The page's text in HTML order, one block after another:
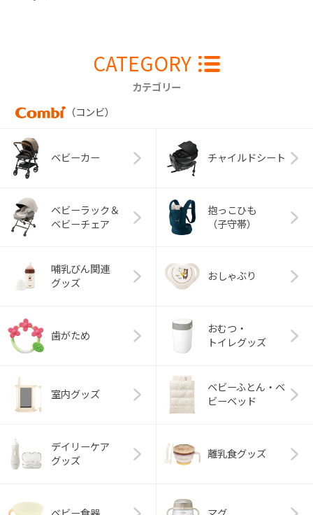
CATEGORY
カテゴリー
（コンビ）
ベビーカー チャイルドシート
ベビーラック＆
ベビーチェア
抱っこひも
（子守帯）
哺乳びん関連
グッズ
おしゃぶり
歯がため
おむつ・
トイレグッズ
室内グッズ
ベビーふとん・ベ
ビーベッド
デイリーケア
グッズ
離乳食グッズ